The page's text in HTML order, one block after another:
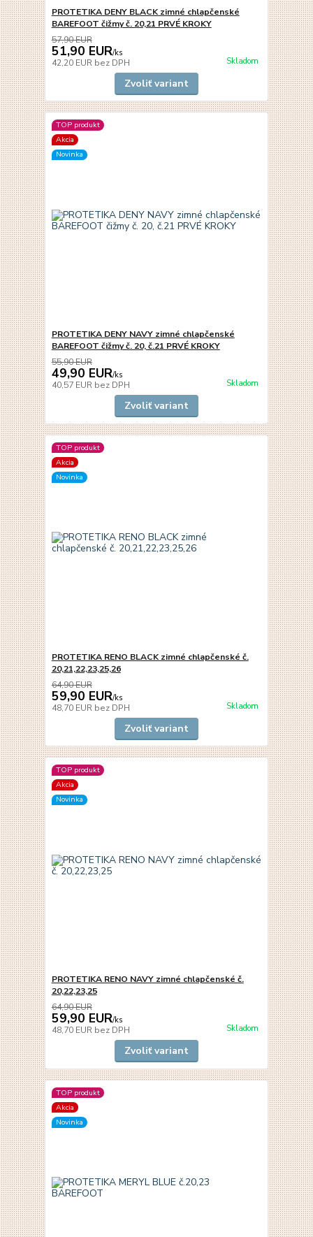
PROTETIKA DENY BLACK zimné chlapčenské
BAREFOOT čižmy č. 20,21 PRVÉ KROKY
57,90 EUR
51,90 EUR/ks
42,20 EUR bez DPH Skladom
Zvoliť variant
TOP produkt
Akcia
Novinka
PROTETIKA DENY NAVY zimné chlapčenské
BAREFOOT čižmy č. 20, č.21 PRVÉ KROKY
55,90 EUR
49,90 EUR/ks
40,57 EUR bez DPH Skladom
Zvoliť variant
TOP produkt
Akcia
Novinka
PROTETIKA RENO BLACK zimné chlapčenské č.
20,21,22,23,25,26
64,90 EUR
59,90 EUR/ks
48,70 EUR bez DPH Skladom
Zvoliť variant
TOP produkt
Akcia
Novinka
PROTETIKA RENO NAVY zimné chlapčenské č.
20,22,23,25
64,90 EUR
59,90 EUR/ks
48,70 EUR bez DPH Skladom
Zvoliť variant
TOP produkt
Akcia
Novinka